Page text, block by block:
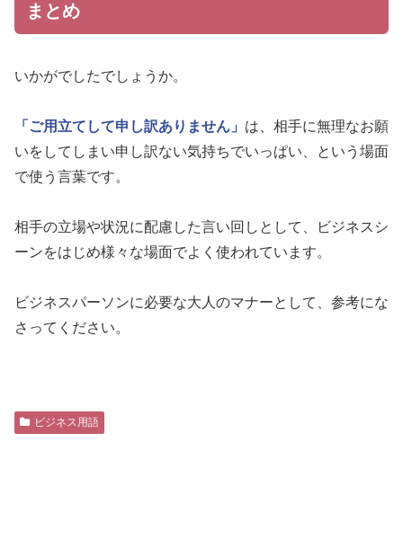
まとめ
いかがでしたでしょうか。
「ご用立てして申し訳ありません」 は、相手に無理なお願
いをしてしまい申し訳ない気持ちでいっぱい、という場面
で使う言葉です。
相手の立場や状況に配慮した言い回しとして、ビジネスシ
ーンをはじめ様々な場面でよく使われています。
ビジネスパーソンに必要な大人のマナーとして、参考にな
さってください。
ビジネス用語